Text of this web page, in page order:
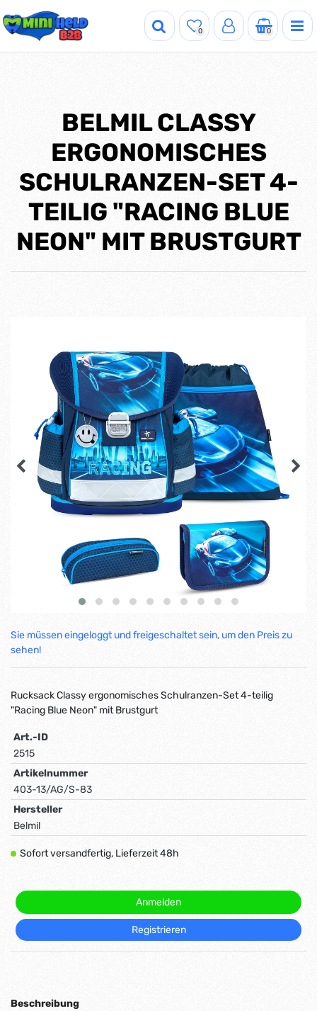
0 0
BELMIL CLASSY
ERGONOMISCHES
SCHULRANZEN-SET 4-
TEILIG "RACING BLUE
NEON" MIT BRUSTGURT
Sie müssen eingeloggt und freigeschaltet sein, um den Preis zu
sehen!
Rucksack Classy ergonomisches Schulranzen-Set 4-teilig
"Racing Blue Neon" mit Brustgurt
Art.-ID
2515
Artikelnummer
403-13/AG/S-83
Hersteller
Belmil
Sofort versandfertig, Lieferzeit 48h
Anmelden
Registrieren
Beschreibung